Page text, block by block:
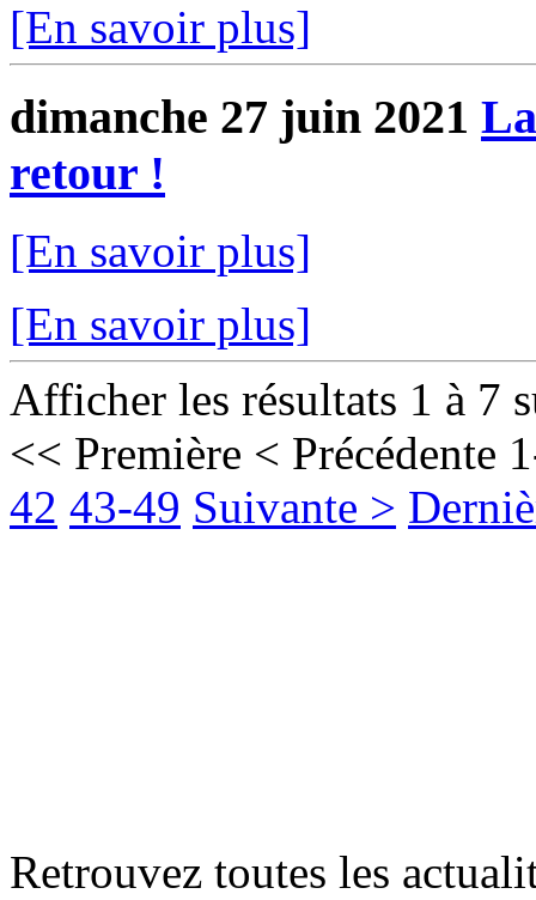
[En savoir plus]
dimanche 27 juin 2021
retour !
[En savoir plus]
[En savoir plus]
Afficher les résultats 1 à 7
<< Première < Précédente
42 43-49 Suivante >
Retrouvez toutes les